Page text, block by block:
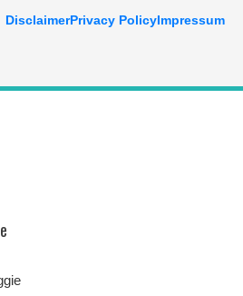
DisclaimerPrivacy PolicyImpressum